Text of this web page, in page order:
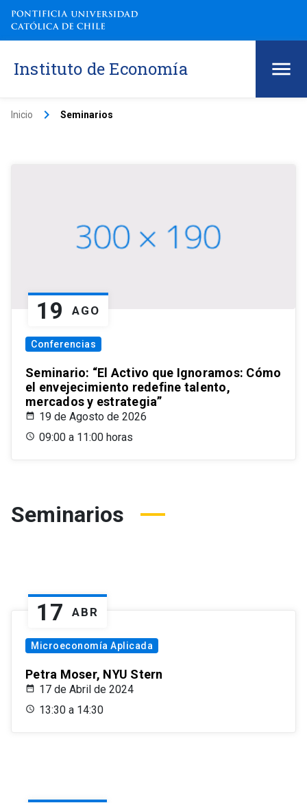
Instituto de Economía
Inicio keyboard_arrow_right Seminarios
19 AGO
Conferencias
Seminario: “El Activo que Ignoramos: Cómo
el envejecimiento redefine talento,
mercados y estrategia”
19 de Agosto de 2026
09:00 a 11:00 horas
Seminarios
17 ABR
Microeconomía Aplicada
Petra Moser, NYU Stern
17 de Abril de 2024
13:30 a 14:30